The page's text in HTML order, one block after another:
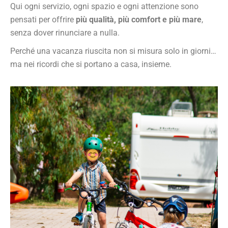
Qui ogni servizio, ogni spazio e ogni attenzione sono
pensati per offrire più qualità, più comfort e più mare,
senza dover rinunciare a nulla.
Perché una vacanza riuscita non si misura solo in giorni…
ma nei ricordi che si portano a casa, insieme.